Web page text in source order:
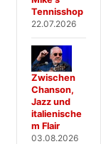
Tennisshop
22.07.2026
Zwischen
Chanson,
Jazz und
italienische
m Flair
03.08.2026